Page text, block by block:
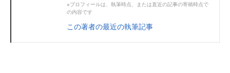
※プロフィールは、執筆時点、または直近の記事の寄稿時点で
の内容です
この著者の最近の執筆記事